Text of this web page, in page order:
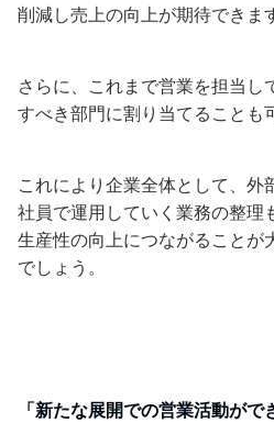
削減し売上の向上が期待できま
さらに、これまで営業を担当し
すべき部門に割り当てることも
これにより企業全体として、外
社員で運用していく業務の整理
生産性の向上につながることが
でしょう。
「新たな展開での営業活動がで